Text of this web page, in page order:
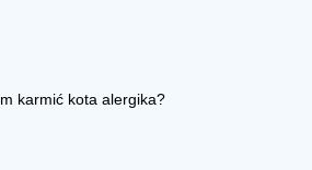
karmić kota alergika?